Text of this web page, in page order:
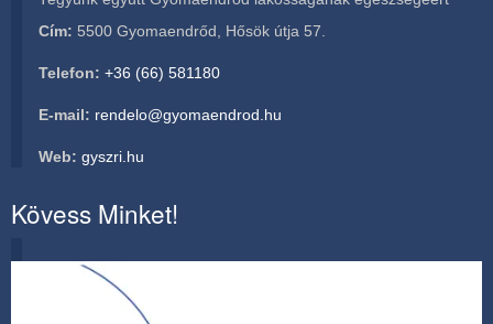
Cím: 5500 Gyomaendrőd, Hősök útja 57.
Telefon: +36 (66) 581180
E-mail: rendelo@gyomaendrod.hu
Web: gyszri.hu
Kövess Minket!